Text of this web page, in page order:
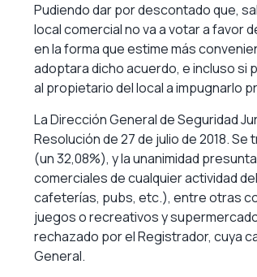
Pudiendo dar por descontado que,
local comercial no va a votar a favor
en la forma que estime más
adoptara dicho acuerdo, e incluso si
al propietario del local a impugnarlo
La Dirección General de Seguridad
Resolución de 27 de julio de 2018.
(un 32,08%), y la unanimidad
comerciales de cualquier actividad
cafeterías, pubs, etc.), entre otras
juegos o recreativos y
rechazado por el Registrador, cuya
General.